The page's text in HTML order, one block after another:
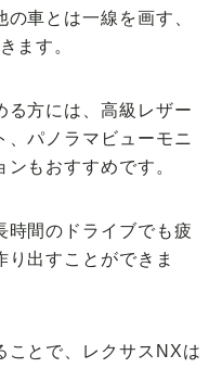
車とは一線を画す、
ます。
る方には、高級レザー
、パノラマビューモニ
もおすすめです。
時間のドライブでも疲
出すことができま
ことで、レクサスNXは